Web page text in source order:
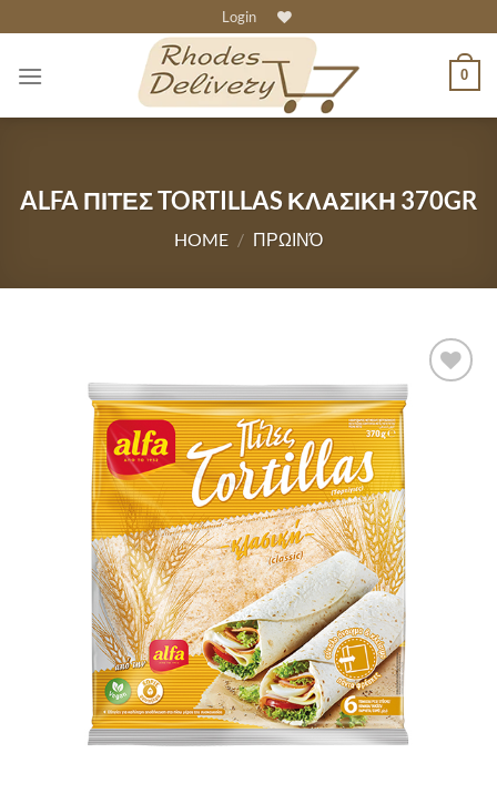
to
content
Login
0
ALFA ΠΙΤΕΣ TORTILLAS ΚΛΑΣΙΚΗ 370GR
HOME / ΠΡΩΙΝΌ